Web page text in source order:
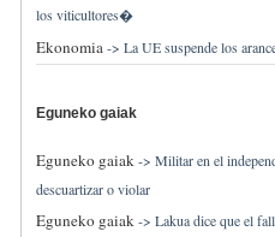
los viticultores�
Ekonomia-> La UE suspende los
Eguneko gaiak
Eguneko gaiak-> Militar en el
descuartizar o violar
Eguneko gaiak-> Lakua dice que el